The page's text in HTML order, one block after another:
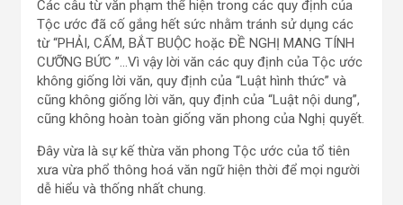
Các câu từ văn phạm thể hiện trong các quy định của
Tộc ước đã cố gắng hết sức nhằm tránh sử dụng các
từ “PHẢI, CẤM, BẮT BUỘC hoặc ĐỀ NGHỊ MANG TÍNH
CƯỠNG BỨC ”…Vì vậy lời văn các quy định của Tộc ước
không giống lời văn, quy định của “Luật hình thức” và
cũng không giống lời văn, quy định của “Luật nội dung”,
cũng không hoàn toàn giống văn phong của Nghị quyết.
Đây vừa là sự kế thừa văn phong Tộc ước của tổ tiên
xưa vừa phổ thông hoá văn ngữ hiện thời để mọi người
dễ hiểu và thống nhất chung.